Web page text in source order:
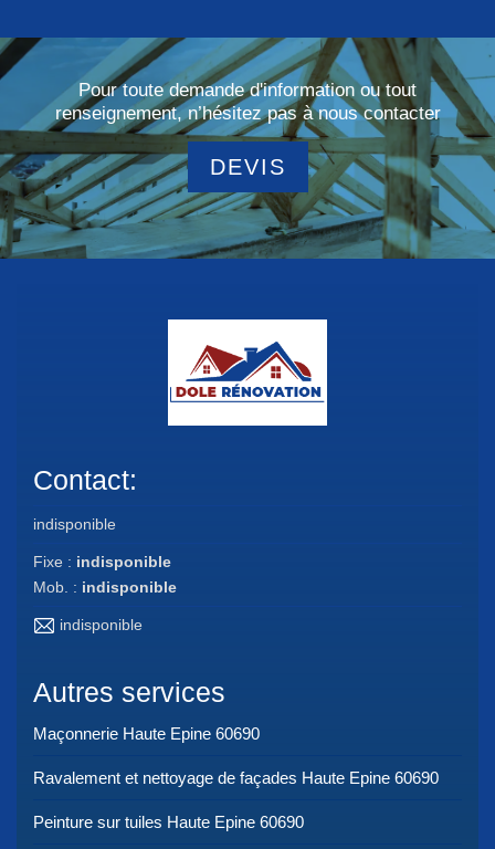
Pour toute demande d'information ou tout
renseignement, n’hésitez pas à nous contacter
DEVIS
Contact:
indisponible
Fixe : indisponible
Mob. : indisponible
indisponible
Autres services
Maçonnerie Haute Epine 60690
Ravalement et nettoyage de façades Haute Epine 60690
Peinture sur tuiles Haute Epine 60690